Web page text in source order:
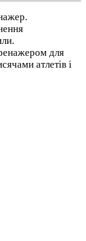
для
атлетів і